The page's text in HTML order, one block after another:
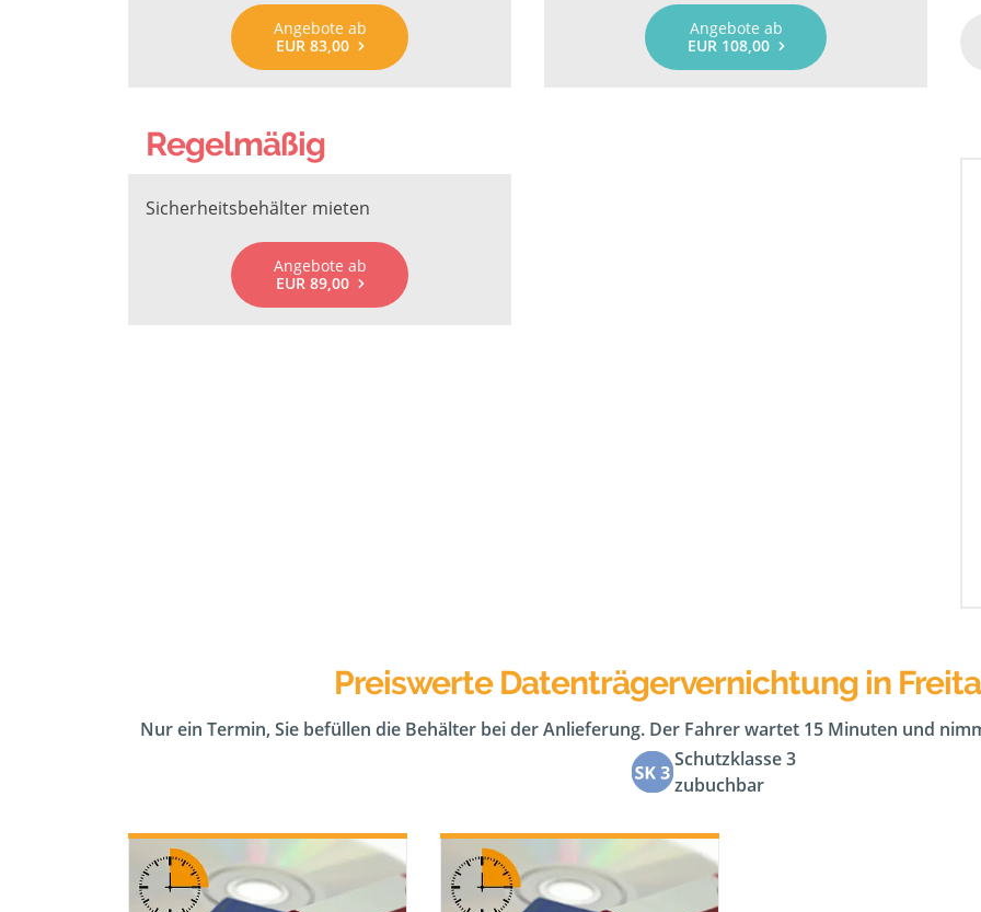
Angebote ab
EUR 83,00
Angebote ab
EUR 108,00
Regelmäßig
Sicherheitsbehälter mieten
Angebote ab
EUR 89,00
Preiswerte Datenträgervernichtung in
Nur ein Termin, Sie befüllen die Behälter bei der Anlieferung. Der Fahrer wartet 15 Minuten und
Schutzklasse 3
zubuchbar